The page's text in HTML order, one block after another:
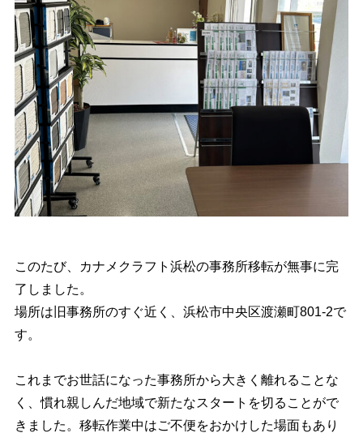
このたび、カナメクラフト浜松の事務所移転が無事に完
了しました。
場所は旧事務所のすぐ近く、浜松市中央区渡瀬町801-2で
す。
これまでお世話になった事務所から大きく離れることな
く、慣れ親しんだ地域で新たなスタートを切ることがで
きました。移転作業中はご不便をおかけした場面もあり